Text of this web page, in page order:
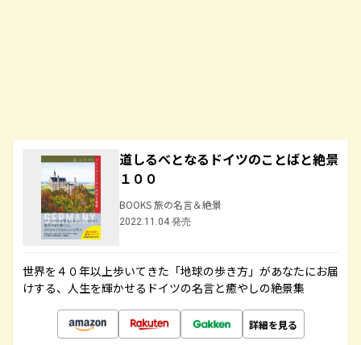
道しるべとなるドイツのことばと絶景
１００
BOOKS 旅の名言＆絶景
2022.11.04 発売
世界を４０年以上歩いてきた「地球の歩き方」があなたにお届
けする、人生を輝かせるドイツの名言と癒やしの絶景集
詳細を見る